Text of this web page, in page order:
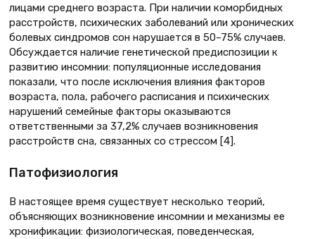
лицами среднего возраста. При наличии коморбидных
расстройств, психических заболеваний или хронических
болевых синдромов сон нарушается в 50–75% случаев.
Обсуждается наличие генетической предиспозиции к
развитию инсомнии: популяционные исследования
показали, что после исключения влияния факторов
возраста, пола, рабочего расписания и психических
нарушений семейные факторы оказываются
ответственными за 37,2% случаев возникновения
расстройств сна, связанных со стрессом [4].
Патофизиология
В настоящее время существует несколько теорий,
объясняющих возникновение инсомнии и механизмы ее
хронификации: физиологическая, поведенческая,